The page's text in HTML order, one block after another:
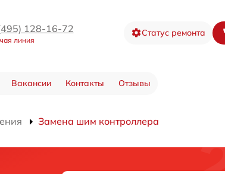
128-16-72
линия
Статус ремонта
Вакансии Контакты Отзывы
Замена шим контроллера